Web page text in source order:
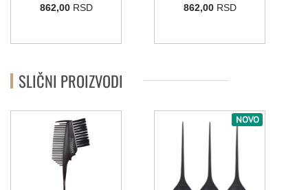
862,00RSD 862,00RSD
SLIČNI PROIZVODI
NOVO